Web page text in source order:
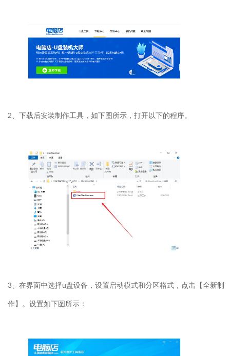
2 、下载后安装制作工具，如下图所示，打开以下的程序。
3 、在界面中选择u盘设备，设置启动模式和分区格式，点击【全新制
作】。设置如下图所示：